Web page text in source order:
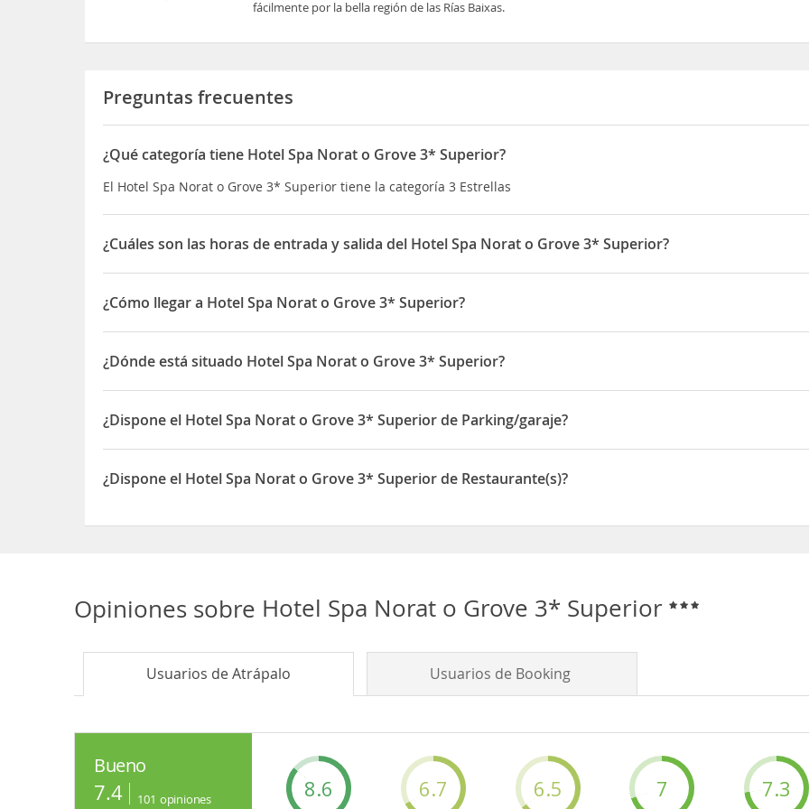
fácilmente por la bella región de las Rías Baixas.
Preguntas frecuentes
¿Qué categoría tiene Hotel Spa Norat o Grove 3* Superior?
El Hotel Spa Norat o Grove 3* Superior tiene la categoría 3 Estrellas
¿Cuáles son las horas de entrada y salida del Hotel Spa Norat o Grove 3* Superior?
La entrada a Hotel Spa Norat o Grove 3* Superior es de 16:00 a 24:00 horas
y la salida de 06:00 a 12:00 horas
¿Cómo llegar a Hotel Spa Norat o Grove 3* Superior?
ElHotel Spa Norat O Grovees un hotel céntrico de la villa marinera deO Grovedesde el que podrás desplazarse
bella región de las Rías Baixas.
¿Dónde está situado Hotel Spa Norat o Grove 3* Superior?
El Hotel Spa Norat o Grove 3* Superior está situado en C/ Avda. Luis Casáis, 22
¿Dispone el Hotel Spa Norat o Grove 3* Superior de Parking/garaje?
Sí, el Hotel Spa Norat o Grove 3* Superior dispone de Parking/garaje
¿Dispone el Hotel Spa Norat o Grove 3* Superior de Restaurante(s)?
Opiniones sobre Hotel Spa Norat o Grove 3* Superior
Usuarios deAtrápalo Usuarios de Booking
Bueno
7.4 101 opiniones 8.6 6.7 6.5 7 7.3